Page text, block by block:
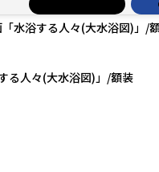
水浴する人々(大水浴図)」/
る人々(大水浴図)」/額装